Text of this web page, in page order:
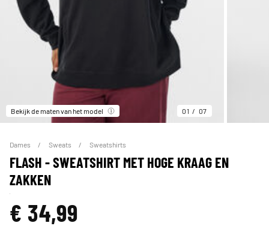
Bekijk de maten van het model 01 07
Dames Sweats Sweatshirts
FLASH - SWEATSHIRT MET HOGE KRAAG EN
ZAKKEN
€ 34,99